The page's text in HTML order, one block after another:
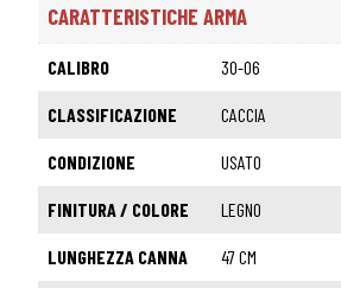
CARATTERISTICHE ARMA
CALIBRO 30-06
CLASSIFICAZIONE CACCIA
CONDIZIONE USATO
FINITURA / COLORE LEGNO
LUNGHEZZA CANNA 47 CM